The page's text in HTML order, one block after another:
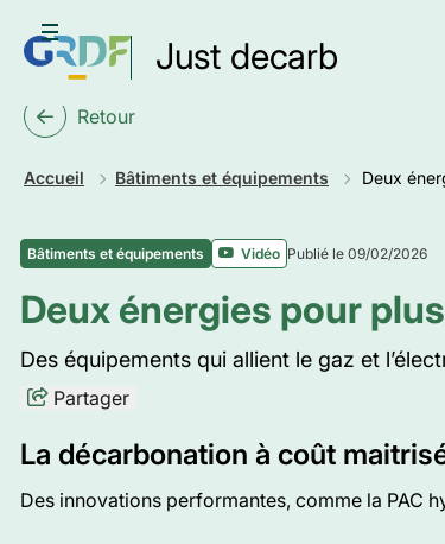
contenu
principal
Ouvrir le menuJust decarb
Retour
Accueil Bâtiments et équipements Deux
Bâtiments et équipements Vidéo Publié le 09/02/2026
Deux énergies pour
Des équipements qui allient le gaz et
Partager
La décarbonation à coût
Des innovations performantes, comme la PAC